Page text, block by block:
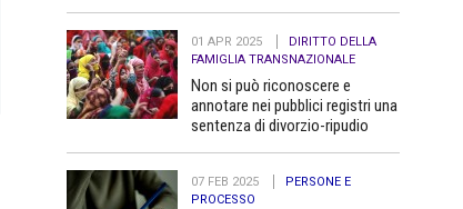
01 APR 2025
DIRITTO DELLA
FAMIGLIA TRANSNAZIONALE
Non si può riconoscere e
annotare nei pubblici registri una
sentenza di divorzio-ripudio
pubblico
07 FEB 2025
PERSONE E
PROCESSO